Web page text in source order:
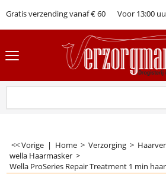
Gratis verzending vanaf € 60 Voor 13:00
<< Vorige | Home > Verzorging >
wella Haarmasker >
Wella ProSeries Repair Treatment 1 min